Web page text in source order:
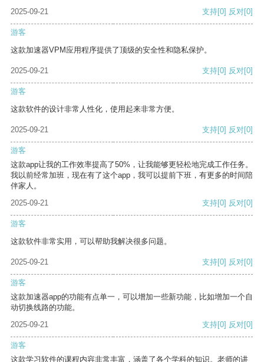
2025-09-21
支持[0] 反对[0]
游客
这款加速器VPM应用程序提供了顶级的安全性和隐私保护。
2025-09-21 支持[0] 反对[0]
游客
这款软件的设计非常人性化，使用起来非常方便。
2025-09-21 支持[0] 反对[0]
游客
这款app让我的工作效率提高了50%，让我能够更轻松地完成工作任务。
我以前经常加班，现在有了这个app，我可以提前下班，有更多的时间陪
伴家人。
2025-09-21
支持[0] 反对[0]
游客
这款软件非常实用，可以帮助我解决很多问题。
2025-09-21 支持[0] 反对[0]
游客
这款加速器app的功能有点单一，可以增加一些新功能，比如增加一个自
动切换线路的功能。
2025-09-21
支持[0] 反对[0]
游客
这款学习软件的课程内容非常丰富，涵盖了各个学科的知识。老师的讲